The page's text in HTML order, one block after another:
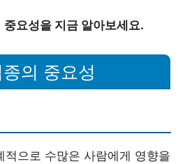
중요성을 지금 알아보세요.
의 중요성
적으로 수많은 사람에게 영향을